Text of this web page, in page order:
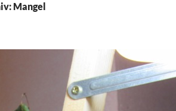
Mangel